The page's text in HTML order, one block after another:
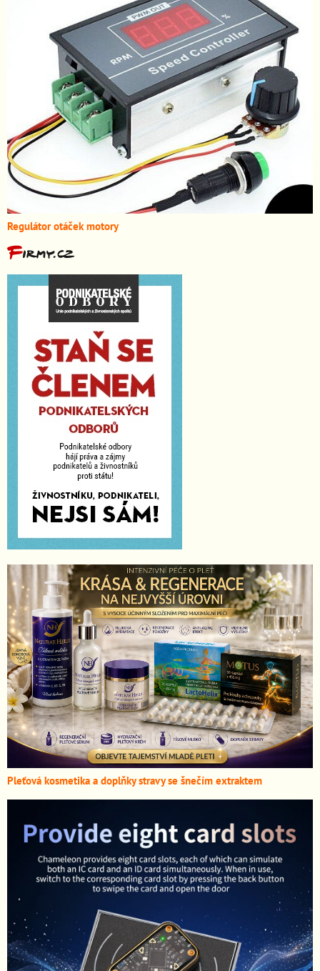
Regulátor otáček motory
Pleťová kosmetika a doplňky stravy se šnečím extraktem